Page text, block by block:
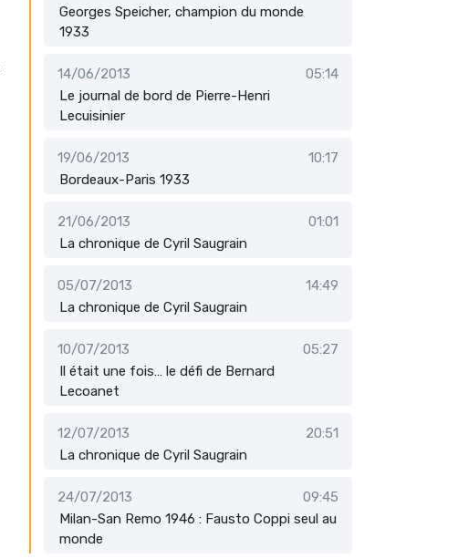
Georges Speicher, champion du monde
1933
14/06/2013
05:14
Le journal de bord de Pierre-Henri
Lecuisinier
19/06/2013
10:17
Bordeaux-Paris 1933
21/06/2013
01:01
La chronique de Cyril Saugrain
05/07/2013
14:49
La chronique de Cyril Saugrain
10/07/2013
05:27
Il était une fois… le défi de Bernard
Lecoanet
12/07/2013
20:51
La chronique de Cyril Saugrain
24/07/2013
09:45
Milan-San Remo 1946 : Fausto Coppi seul au
monde